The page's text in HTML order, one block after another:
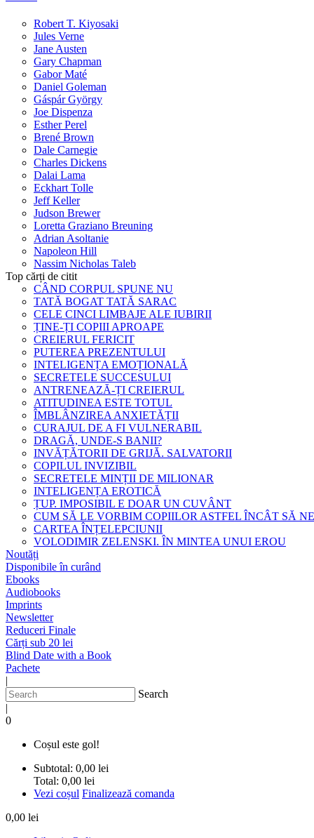
Robert T. Kiyosaki
Jules Verne
Jane Austen
Gary Chapman
Gabor Maté
Daniel Goleman
Gáspár György
Joe Dispenza
Esther Perel
Brené Brown
Dale Carnegie
Charles Dickens
Dalai Lama
Eckhart Tolle
Jeff Keller
Judson Brewer
Loretta Graziano Breuning
Adrian Asoltanie
Napoleon Hill
Nassim Nicholas Taleb
Top cărți de citit
CÂND CORPUL SPUNE NU
TATĂ BOGAT TATĂ SARAC
CELE CINCI LIMBAJE ALE IUBIRII
ȚINE-ȚI COPIII APROAPE
CREIERUL FERICIT
PUTEREA PREZENTULUI
INTELIGENȚA EMOȚIONALĂ
SECRETELE SUCCESULUI
ANTRENEAZĂ-ȚI CREIERUL
ATITUDINEA ESTE TOTUL
ÎMBLÂNZIREA ANXIETĂȚII
CURAJUL DE A FI VULNERABIL
DRAGĂ, UNDE-S BANII?
INVĂȚĂTORII DE GRIJĂ. SALVATORII
COPILUL INVIZIBIL
SECRETELE MINȚII DE MILIONAR
INTELIGENȚA EROTICĂ
ȚUP. IMPOSIBIL E DOAR UN CUVÂNT
CUM SĂ LE VORBIM COPIILOR ASTFEL ÎNCÂT SĂ
CARTEA ÎNȚELEPCIUNII
VOLODIMIR ZELENSKI. ÎN MINTEA UNUI EROU
Noutăți
Disponibile în curând
Ebooks
Audiobooks
Imprints
Newsletter
Reduceri Finale
Cărți sub 20 lei
Blind Date with a Book
Pachete
|
Search
|
0
Coșul este gol!
Subtotal: 0,00 lei
Total: 0,00 lei
Vezi coșul Finalizează comanda
0,00 lei